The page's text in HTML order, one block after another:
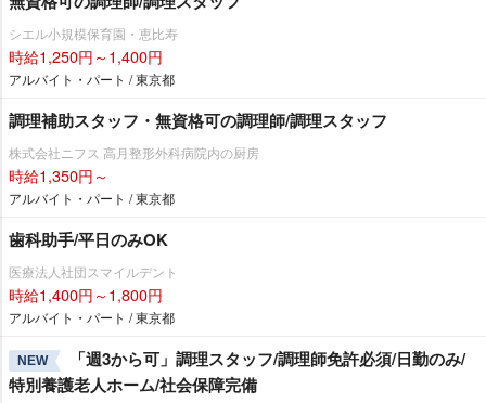
シエル小規模保育園・恵比寿
時給1,250円～1,400円
アルバイト・パート / 東京都
調理補助スタッフ・無資格可の調理師/調理スタッフ
株式会社ニフス 高月整形外科病院内の厨房
時給1,350円～
アルバイト・パート / 東京都
歯科助手/平日のみOK
医療法人社団スマイルデント
時給1,400円～1,800円
アルバイト・パート / 東京都
NEW
「週3から可」調理スタッフ/調理師免許必須/日勤のみ/
特別養護老人ホーム/社会保障完備